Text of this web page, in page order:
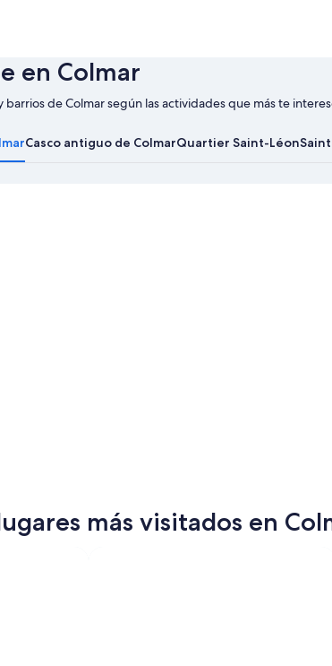
en Colmar
barrios de Colmar según las actividades que más te
Casco antiguo de ColmarQuartier Saint-Léon
más visitados en